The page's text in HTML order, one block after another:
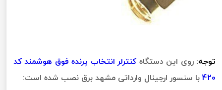
توجه: روی این دستگاه کنترلر انتخاب پرنده فوق هوشمند کد
420با سنسور ارجینال وارداتی مشهد برق نصب شده است: